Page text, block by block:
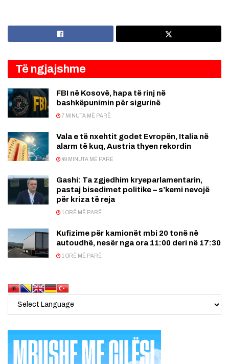
Të ngjajshme
FBI në Kosovë, hapa të rinj në
bashkëpunimin për sigurinë
7 MINUTA MË PARË
Vala e të nxehtit godet Evropën, Italia në
alarm të kuq, Austria thyen rekordin
49 MINUTA MË PARË
Gashi: Ta zgjedhim kryeparlamentarin,
pastaj bisedimet politike – s’kemi nevojë
për kriza të reja
1 ORË MË PARË
Kufizime për kamionët mbi 20 tonë në
autoudhë, nesër nga ora 11:00 deri në 17:30
1 ORË MË PARË